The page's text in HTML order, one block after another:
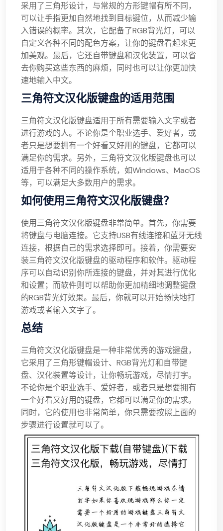
采用了三角形设计，与常规的方形键帽有所不同，
可以让手指更加自然地找到目标键位，从而减少输
入错误的概率。其次，它配备了RGB背光灯，可以
自定义各种不同的配色方案，让你的键盘看起来更
加美观。最后，它还自带键盘和汉化装置，可以省
去你购买这些东西的麻烦，同时也可以让你更加快
速地输入中文。
三角符文汉化版键盘的适用范围
三角符文汉化版键盘适用于所有需要输入文字或者
进行游戏的人。不论你是个职业选手、爱好者，或
者只是想要拥有一个好看又好用的键盘，它都可以
满足你的需求。另外，三角符文汉化版键盘也可以
适用于各种不同的操作系统，如Windows、MacOS
等，可以满足大多数用户的需求。
如何使用三角符文汉化版键盘？
使用三角符文汉化版键盘非常简单。首先，你需要
将键盘与电脑连接。它支持USB有线连接和蓝牙无线
连接，根据自己的需求选择即可。接着，你需要安
装三角符文汉化版键盘的驱动程序和软件。驱动程
序可以自动识别你所连接的键盘，并对其进行优化
和设置；而软件则可以帮助你更加精细地调整键盘
的RGB背光灯效果。最后，你就可以开始畅快地打
游戏或者输入文字了。
总结
三角符文汉化版键盘是一种非常优秀的游戏键盘，
它采用了三角形键帽设计、RGB背光灯和自带键
盘、汉化装置等设计，让你畅玩游戏，尽情打字。
不论你是个职业选手、爱好者，或者只是想要拥有
一个好看又好用的键盘，它都可以满足你的需求。
同时，它的使用也非常简单，你只需要按照上面的
步骤进行设置就可以了。